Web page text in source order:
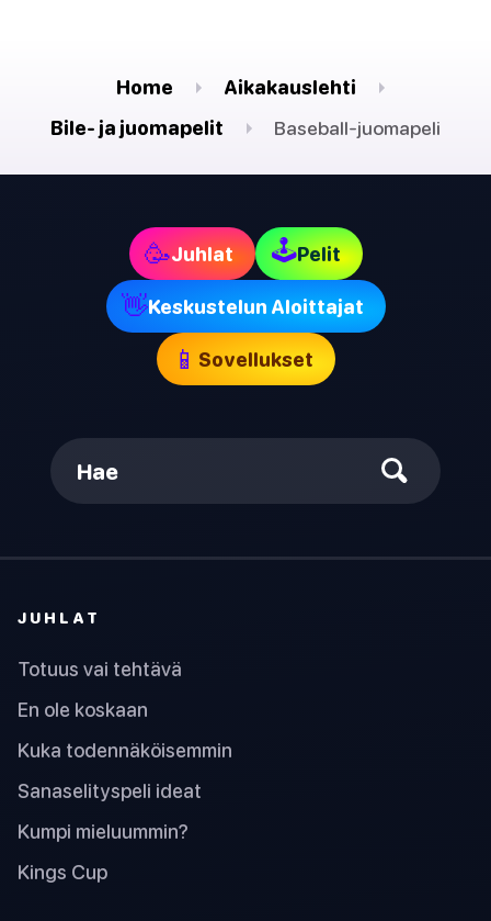
Home
Aikakauslehti
Bile- ja juomapelit
Baseball-juomapeli
🥳Juhlat 🕹Pelit
👋Keskustelun Aloittajat
📱 Sovellukset
Hae
JUHLAT
Totuus vai tehtävä
En ole koskaan
Kuka todennäköisemmin
Sanaselityspeli ideat
Kumpi mieluummin?
Kings Cup